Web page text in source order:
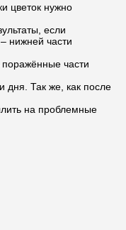
цветок нужно
если
нижней части
части
дня. Так же, как после
на проблемные